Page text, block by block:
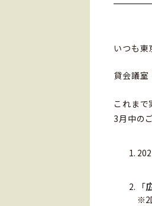
いつも東
貸会議室
これま
3月中の
「
※2